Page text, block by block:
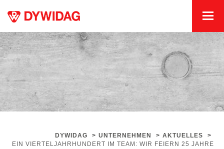
DYWIDAG > UNTERNEHMEN > AKTUELLES
>
EIN VIERTELJAHRHUNDERT IM TEAM: WIR FEIERN 25 JAHRE